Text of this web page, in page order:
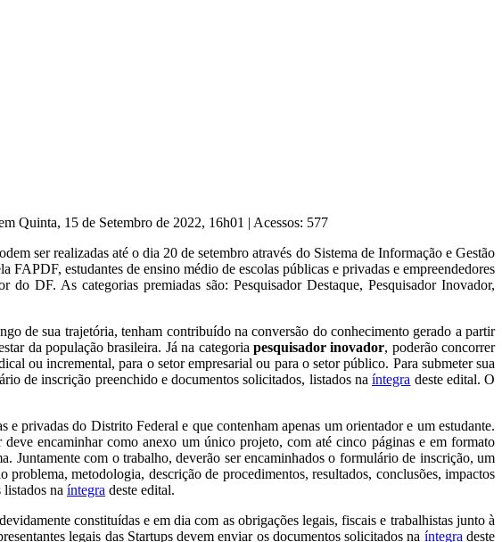
Quinta, 15 de Setembro de 2022, 16h01 | Acessos: 577
ser realizadas até o dia 20 de setembro através do Sistema de Informação e Gestão
estudantes de ensino médio de escolas públicas e privadas e empreendedores
DF. As categorias premiadas são: Pesquisador Destaque, Pesquisador Inovador,
de sua trajetória, tenham contribuído na conversão do conhecimento gerado a partir
da população brasileira. Já na categoria pesquisador inovador, poderão concorrer
ou incremental, para o setor empresarial ou para o setor público. Para submeter sua
de inscrição preenchido e documentos solicitados, listados naíntegra deste edital. O
privadas do Distrito Federal e que contenham apenas um orientador e um estudante.
encaminhar como anexo um único projeto, com até cinco páginas e em formato
Juntamente com o trabalho, deverão ser encaminhados o formulário de inscrição, um
metodologia, descrição de procedimentos, resultados, conclusões, impactos
na íntegra deste edital.
constituídas e em dia com as obrigações legais, fiscais e trabalhistas junto à
legais das Startups devem enviar os documentos solicitados na íntegra deste